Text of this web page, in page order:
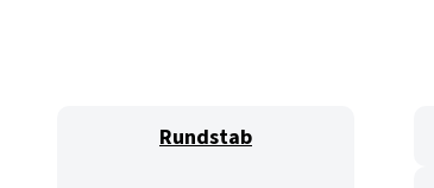
Rundstab